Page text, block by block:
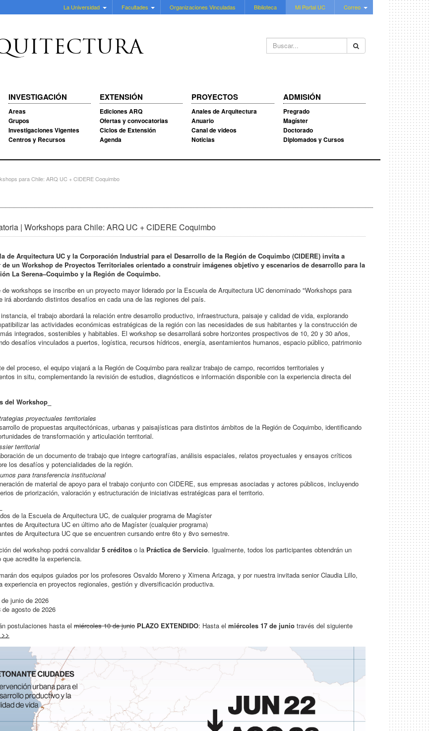
La Universidad Facultades Organizaciones Vinculadas Biblioteca Mi Portal UC Correo
Buscar...
INVESTIGACIÓN
Areas
Grupos
Investigaciones Vigentes
Centros y Recursos
EXTENSIÓN
Ediciones ARQ
Ofertas y convocatorias
Ciclos de Extensión
Agenda
PROYECTOS
Anales de Arquitectura
Anuario
Canal de videos
Noticias
ADMISIÓN
Pregrado
Magíster
Doctorado
Diplomados y Cursos
para Chile: ARQ UC + CIDERE Coquimbo
| Workshops para Chile: ARQ UC + CIDERE Coquimbo
de Arquitectura UC y la Corporación Industrial para el Desarrollo de la Región de Coquimbo (CIDERE) invita a
un Workshop de Proyectos Territoriales orientado a construir imágenes objetivo y escenarios de desarrollo para la
La Serena–Coquimbo y la Región de Coquimbo.
de workshops se inscribe en un proyecto mayor liderado por la Escuela de Arquitectura UC denominado "Workshops para
irá abordando distintos desafíos en cada una de las regiones del país.
el trabajo abordará la relación entre desarrollo productivo, infraestructura, paisaje y calidad de vida, explorando
las actividades económicas estratégicas de la región con las necesidades de sus habitantes y la construcción de
integrados, sostenibles y habitables. El workshop se desarrollará sobre horizontes prospectivos de 10, 20 y 30 años,
desafíos vinculados a puertos, logística, recursos hídricos, energía, asentamientos humanos, espacio público, patrimonio
del proceso, el equipo viajará a la Región de Coquimbo para realizar trabajo de campo, recorridos territoriales y
in situ, complementando la revisión de estudios, diagnósticos e información disponible con la experiencia directa del
del Workshop_
proyectuales territoriales
de propuestas arquitectónicas, urbanas y paisajísticas para distintos ámbitos de la Región de Coquimbo, identificando
de transformación y articulación territorial.
territorial
de un documento de trabajo que integre cartografías, análisis espaciales, relatos proyectuales y ensayos críticos
los desafíos y potencialidades de la región.
para transferencia institucional
de material de apoyo para el trabajo conjunto con CIDERE, sus empresas asociadas y actores públicos, incluyendo
de priorización, valoración y estructuración de iniciativas estratégicas para el territorio.
de la Escuela de Arquitectura UC, de cualquier programa de Magíster
de Arquitectura UC en último año de Magíster (cualquier programa)
de Arquitectura UC que se encuentren cursando entre 6to y 8vo semestre.
del workshop podrá convalidar5 créditos o la Práctica de Servicio. Igualmente, todos los participantes obtendrán un
que acredite la experiencia.
dos equipos guiados por los profesores Osvaldo Moreno y Ximena Arizaga, y por nuestra invitada senior Claudia Lillo,
experiencia en proyectos regionales, gestión y diversificación productiva.
junio de 2026
de agosto de 2026
postulaciones hasta el miércoles 10 de junio PLAZO EXTENDIDO: Hasta el miércoles 17 de junio través del siguiente